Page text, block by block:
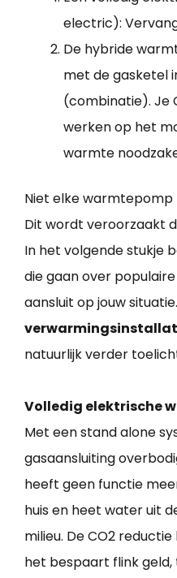
electric):
De hybride
met de gasketel
(combinatie). Je
werken op het
warmte
Niet elke warmtepomp
Dit wordt veroorzaakt
In het volgende stukje
die gaan over
aansluit op jouw
natuurlijk verder
Volledig elektrische
Met een stand alone
gasaansluiting
heeft geen functie
huis en heet water uit
milieu. De CO2
het bespaart flink